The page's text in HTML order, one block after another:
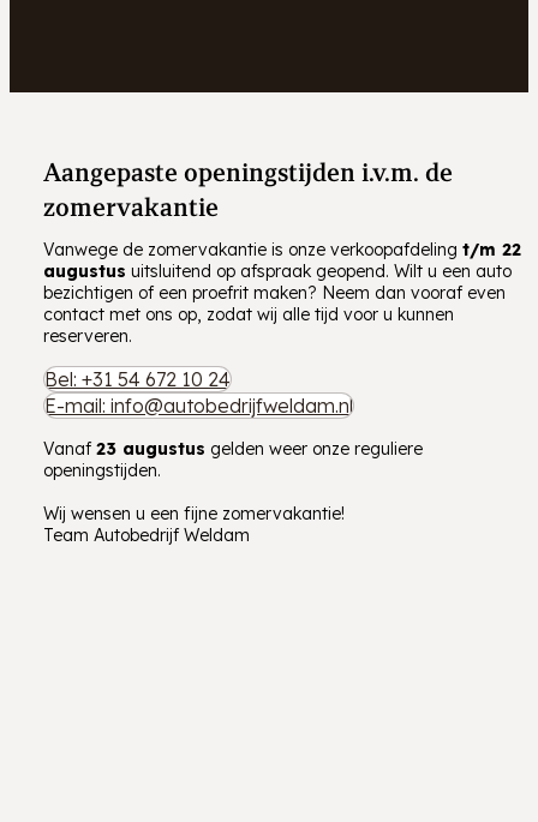
Aangepaste openingstijden i.v.m. de
zomervakantie
Vanwege de zomervakantie is onze verkoopafdeling t/m 22
augustus uitsluitend op afspraak geopend. Wilt u een auto
bezichtigen of een proefrit maken? Neem dan vooraf even
contact met ons op, zodat wij alle tijd voor u kunnen
reserveren.
Bel: +31 54 672 10 24
E-mail: info@autobedrijfweldam.nl
Vanaf 23 augustus gelden weer onze reguliere
openingstijden.
Wij wensen u een fijne zomervakantie!
Team Autobedrijf Weldam